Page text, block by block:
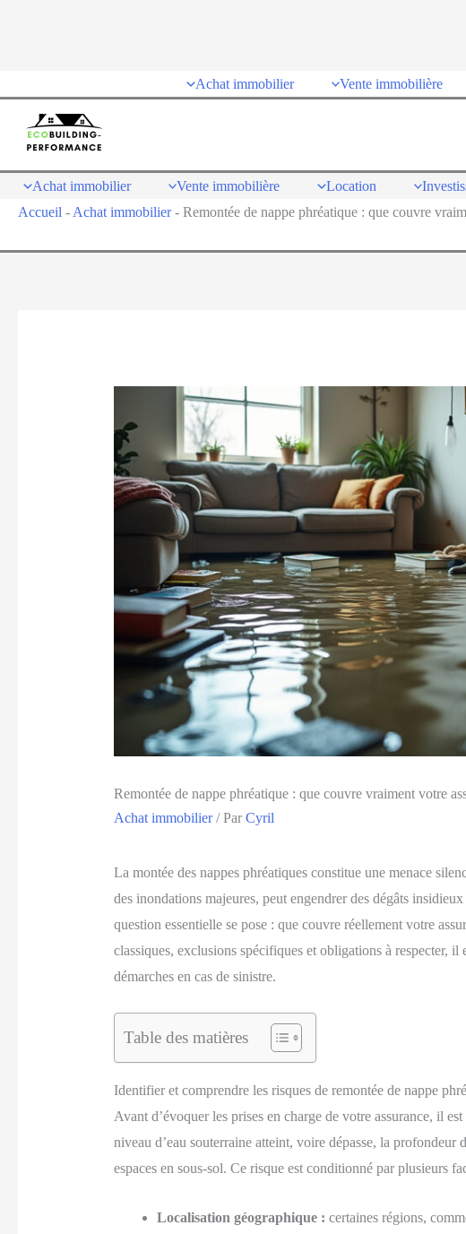
Achat immobilier Vente immobilière
Achat immobilier Vente immobilière Location
Accueil - Achat immobilier- Remontée de nappe phréatique : que couvre
Remontée de nappe phréatique : que couvre vraiment votre
Achat immobilier/ Par Cyril
La montée des nappes phréatiques constitue une menace
des inondations majeures, peut engendrer des dégâts
question essentielle se pose : que couvre réellement votre
classiques, exclusions spécifiques et obligations à respecter,
démarches en cas de sinistre.
Table des matières
Identifier et comprendre les risques de remontée de nappe
Avant d’évoquer les prises en charge de votre assurance, il
niveau d’eau souterraine atteint, voire dépasse, la
espaces en sous-sol. Ce risque est conditionné par plusieurs
Localisation géographique : certaines régions,